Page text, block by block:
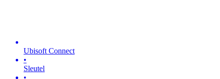
Ubisoft Connect
•
Sleutel